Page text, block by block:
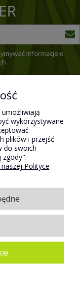
informacje o
wykorzystywane
plików i przejść
do swoich
zgody".
Polityce